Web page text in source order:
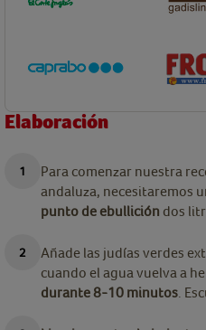
Elaboración
Para comenzar nuestra
andaluza, necesitaremos
punto de ebullición dos
Añade las judías verdes
cuando el agua vuelva a
durante 8-10 minutos .